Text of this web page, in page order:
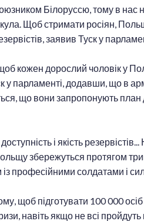
Білоруссю, тому в
Щоб стримати росіян,
заявив Туск у
кожен дорослий чоловік у
парламенті, додавши, що в
що вони запропонують
і якість резервістів...
збережуться протягом
професійними солдатами і
щоб підготувати 100 000
навіть якщо не всі